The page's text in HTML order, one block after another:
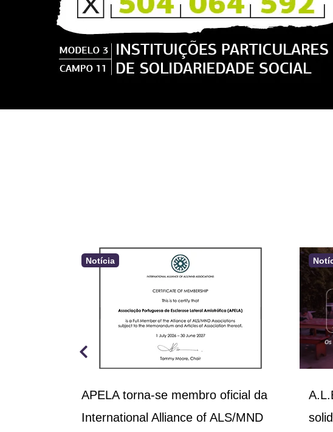
Notícia
APELA torna-se membro oficial da
International Alliance of ALS/MND